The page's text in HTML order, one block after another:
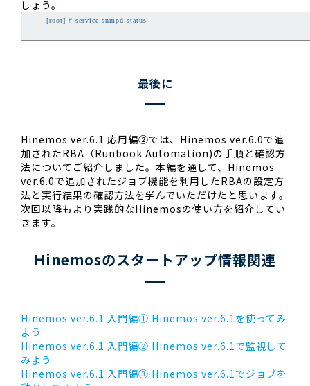
しょう。
        [root] # service snmpd status
最後に
Hinemos ver.6.1 応用編②では、Hinemos ver.6.0で追
加されたRBA（Runbook Automation)の手順と確認方
法についてご紹介しました。本編を通して、Hinemos
ver.6.0で追加されたジョブ機能を利用したRBAの設定方
法と実行結果の確認方法を学んでいただけたと思います。
次回以降もより実践的なHinemosの使い方を紹介してい
きます。
Hinemosのスタートアップ情報関連
Hinemos ver.6.1 入門編① Hinemos ver.6.1を使ってみ
よう
Hinemos ver.6.1 入門編② Hinemos ver.6.1で監視して
みよう
Hinemos ver.6.1 入門編③ Hinemos ver.6.1でジョブを